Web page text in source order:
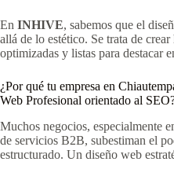
En INHIVE, sabemos que el
allá de lo estético. Se trata de
optimizadas y listas para destacar
¿Por qué tu empresa en
Web Profesional orientado al
Muchos negocios, especialmente
de servicios B2B, subestiman el
estructurado. Un diseño web